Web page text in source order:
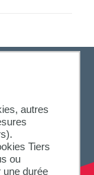
autres
Tiers
ou
durée